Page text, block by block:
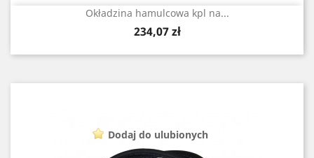
Okładzina hamulcowa kpl na...
Cena
234,07 zł
Dodaj do ulubionych